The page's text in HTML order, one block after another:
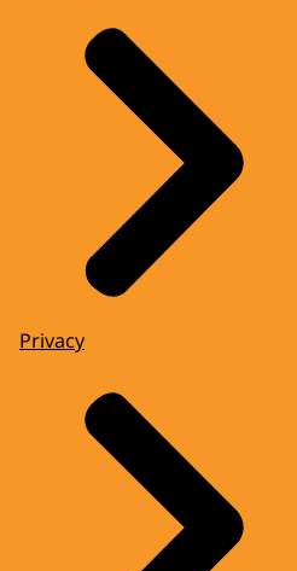
Privacy